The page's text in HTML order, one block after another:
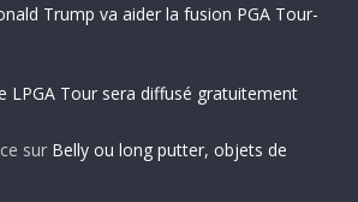
Trump va aider la fusion PGA Tour-
LPGA Tour sera diffusé gratuitement
sur Belly ou long putter, objets de